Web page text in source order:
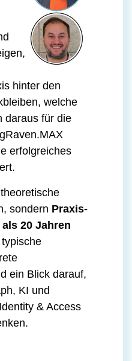
hinter den
welche
daraus für die
erfolgreiches
sondern Praxis-
20 Jahren
typische
ein Blick darauf,
KI und
& Access